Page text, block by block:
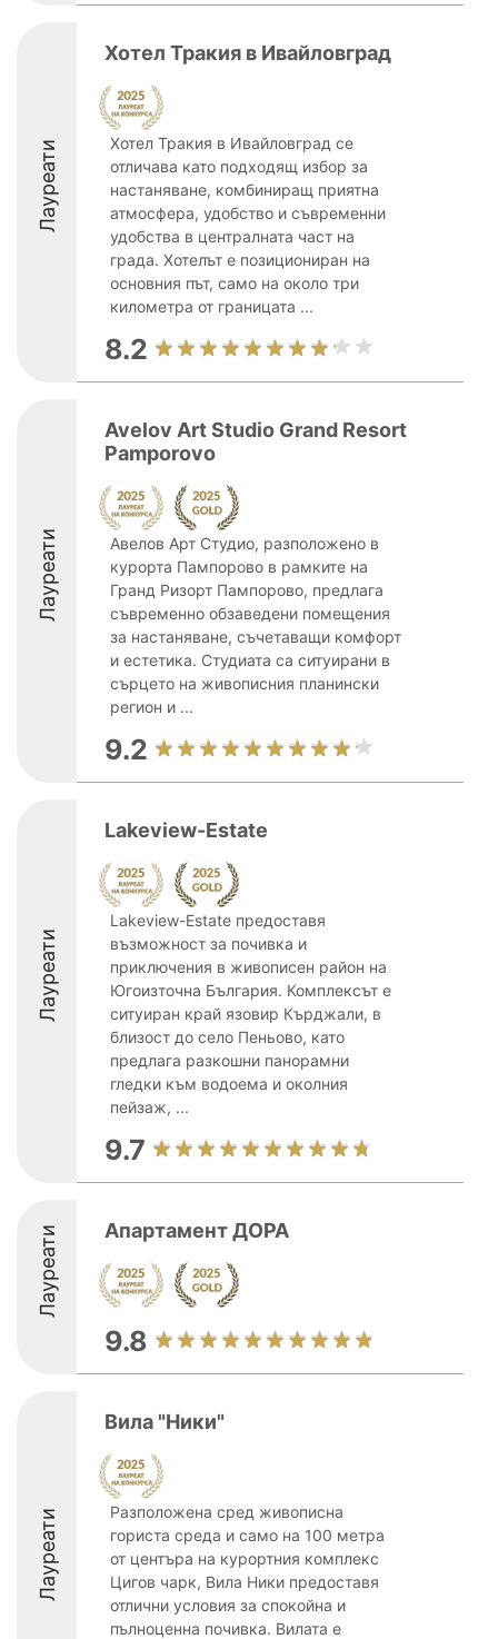
Лауреати
Хотел Тракия в Ивайловград
Хотел Тракия в Ивайловград се
отличава като подходящ избор за
настаняване, комбиниращ приятна
атмосфера, удобство и съвременни
удобства в централната част на
града. Хотелът е позициониран на
основния път, само на около три
километра от границата ...
8.2
Лауреати
Avelov Art Studio Grand Resort
Pamporovo
Авелов Арт Студио, разположено в
курорта Пампорово в рамките на
Гранд Ризорт Пампорово, предлага
съвременно обзаведени помещения
за настаняване, съчетаващи комфорт
и естетика. Студиата са ситуирани в
сърцето на живописния планински
регион и ...
9.2
Лауреати
Lakeview-Estate
Lakeview-Estate предоставя
възможност за почивка и
приключения в живописен район на
Югоизточна България. Комплексът е
ситуиран край язовир Кърджали, в
близост до село Пеньово, като
предлага разкошни панорамни
гледки към водоема и околния
пейзаж, ...
9.7
Лауреати Апартамент ДОРА
9.8
Лауреати
Вила "Ники"
Разположена сред живописна
гориста среда и само на 100 метра
от центъра на курортния комплекс
Цигов чарк, Вила Ники предоставя
отлични условия за спокойна и
пълноценна почивка. Вилата е